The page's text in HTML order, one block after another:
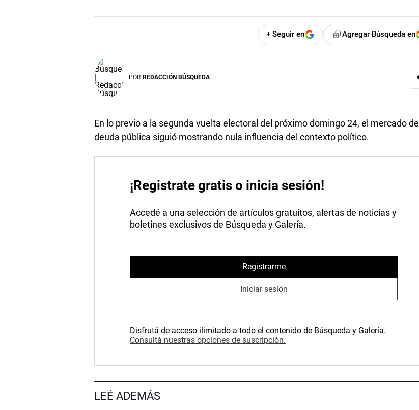
+ Seguir en Agregar Búsqueda en
POR REDACCIÓN BÚSQUEDA
En lo previo a la segunda vuelta electoral del próximo domingo 24, el mercado de
deuda pública siguió mostrando nula influencia del contexto político.
¡Registrate gratis o inicia sesión!
Accedé a una selección de artículos gratuitos, alertas de noticias y
boletines exclusivos de Búsqueda y Galería.
Registrarme
Iniciar sesión
Disfrutá de acceso ilimitado a todo el contenido de Búsqueda y Galería.
Consultá nuestras opciones de suscripción.
LEÉ ADEMÁS